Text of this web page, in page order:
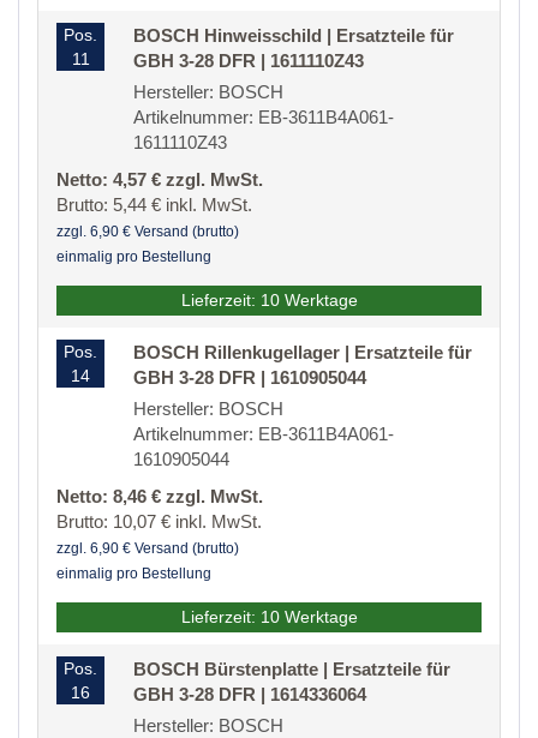
Pos.
11
BOSCH Hinweisschild | Ersatzteile für
GBH 3-28 DFR | 1611110Z43
Hersteller: BOSCH
Artikelnummer: EB-3611B4A061-
1611110Z43
Netto: 4,57 € zzgl. MwSt.
Brutto: 5,44 € inkl. MwSt.
zzgl. 6,90 € Versand (brutto)
einmalig pro Bestellung
Lieferzeit: 10 Werktage
Pos.
14
BOSCH Rillenkugellager | Ersatzteile für
GBH 3-28 DFR | 1610905044
Hersteller: BOSCH
Artikelnummer: EB-3611B4A061-
1610905044
Netto: 8,46 € zzgl. MwSt.
Brutto: 10,07 € inkl. MwSt.
zzgl. 6,90 € Versand (brutto)
einmalig pro Bestellung
Lieferzeit: 10 Werktage
Pos.
16
BOSCH Bürstenplatte | Ersatzteile für
GBH 3-28 DFR | 1614336064
Hersteller: BOSCH